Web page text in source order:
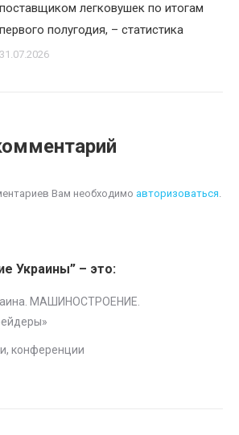
поставщиком легковушек по итогам
первого полугодия, – статистика
31.07.2026
Вам необходимо авторизоваться.
Украины” – это:
МАШИНОСТРОЕНИЕ.
»
конференции